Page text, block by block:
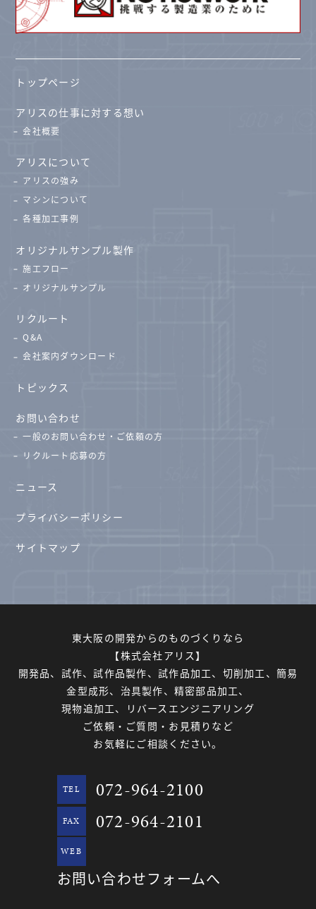
トップページ
アリスの仕事に対する想い
会社概要
アリスについて
アリスの強み
マシンについて
各種加工事例
オリジナルサンプル製作
施工フロー
オリジナルサンプル
リクルート
Q&A
会社案内ダウンロード
トピックス
お問い合わせ
一般のお問い合わせ・ご依頼の方
リクルート応募の方
ニュース
プライバシーポリシー
サイトマップ
東大阪の開発からのものづくりなら
【株式会社アリス】
開発品、試作、試作品製作、試作品加工、切削加工、簡易
金型成形、治具製作、精密部品加工、
現物追加工、リバースエンジニアリング
ご依頼・ご質問・お見積りなど
お気軽にご相談ください。
TEL 072-964-2100
FAX 072-964-2101
WEB
お問い合わせフォームへ